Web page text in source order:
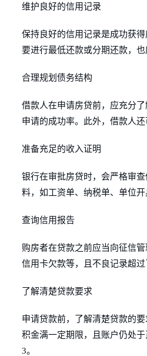
维护良好的信用记录
保持良好的信用记录是成功获
要进行最低还款或分期还款，
合理规划债务结构
借款人在申请房贷前，应充分
申请的成功率。此外，借款人
准备充足的收入证明
银行在审批房贷时，会严格审
料，如工资单、纳税单、单位
查询信用报告
购房者在贷款之前应当向征信
信用卡欠款等，且不良记录超
了解清楚贷款要求
申请贷款前，了解清楚贷款的
积金满一定期限，且账户仍处
3。